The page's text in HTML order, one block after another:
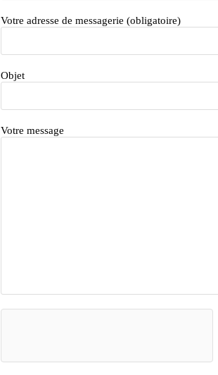
Votre adresse de messagerie (obligatoire)
Objet
Votre message